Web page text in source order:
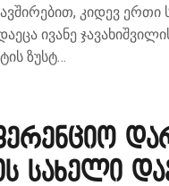
კიდევ
ივანე
ზუსტ…
სახელი